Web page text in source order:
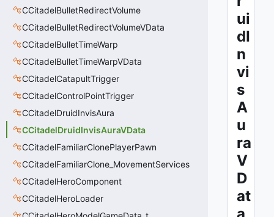
CCitadelBulletRedirectVolume
CCitadelBulletRedirectVolumeVData
CCitadelBulletTimeWarp
CCitadelBulletTimeWarpVData
CCitadelCatapultTrigger
CCitadelControlPointTrigger
CCitadelDruidInvisAura
CCitadelDruidInvisAuraVData
CCitadelFamiliarClonePlayerPawn
CCitadelFamiliarClone_MovementServices
CCitadelHeroComponent
CCitadelHeroLoader
ui
dI
n
vi
s
A
u
ra
V
D
at